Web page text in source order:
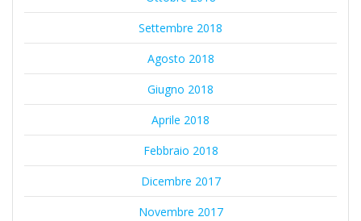
Settembre 2018
Agosto 2018
Giugno 2018
Aprile 2018
Febbraio 2018
Dicembre 2017
Novembre 2017